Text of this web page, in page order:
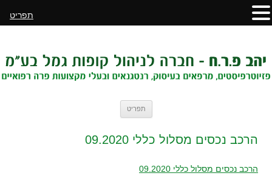
תפריט
הרכב נכסים מסלול כללי 09.2020
הרכב נכסים מסלול כללי 09.2020
תפריט